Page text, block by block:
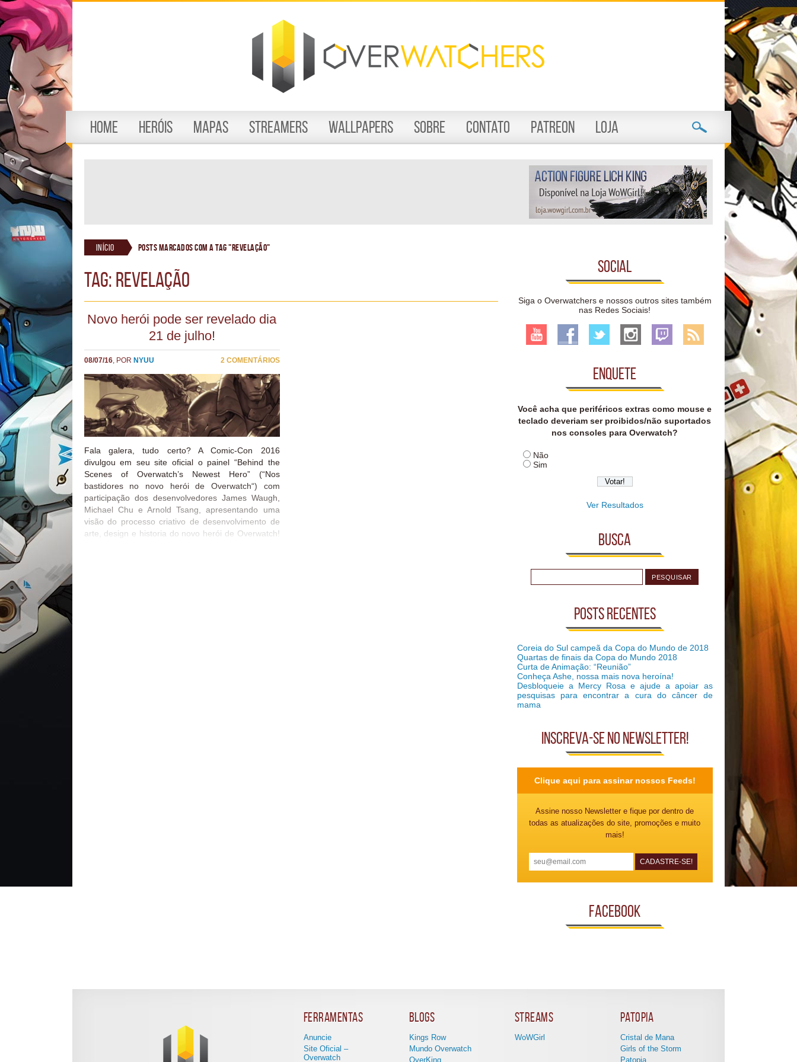
Home Heróis Mapas Streamers Wallpapers Sobre Contato Patreon Loja
Início Posts marcados com a tag "revelação"
TAG: revelação
Novo herói pode ser revelado dia
21 de julho!
08/07/16, POR NYUU 2 COMENTÁRIOS
Fala galera, tudo certo? A Comic-Con 2016
divulgou em seu site oficial o painel “Behind the
Scenes of Overwatch’s Newest Hero” (“Nos
bastidores no novo herói de Overwatch“) com
participação dos desenvolvedores James Waugh,
Michael Chu e Arnold Tsang, apresentando uma
visão do processo criativo de desenvolvimento de
arte, design e historia do novo herói de Overwatch!
Social
Siga o Overwatchers e nossos outros sites também
nas Redes Sociais!
Enquete
Você acha que periféricos extras como mouse e
teclado deveriam ser proibidos/não suportados
nos consoles para Overwatch?
Não
Sim
Ver Resultados
Busca
Posts recentes
Coreia do Sul campeã da Copa do Mundo de 2018
Quartas de finais da Copa do Mundo 2018
Curta de Animação: “Reunião”
Conheça Ashe, nossa mais nova heroína!
Desbloqueie a Mercy Rosa e ajude a apoiar as
pesquisas para encontrar a cura do câncer de
mama
Inscreva-se no Newsletter!
Clique aqui para assinar nossos Feeds!
Assine nosso Newsletter e fique por dentro de
todas as atualizações do site, promoções e muito
mais!
Facebook
Ferramentas
Anuncie
Site Oficial –
Overwatch
Blogs
Kings Row
Mundo Overwatch
OverKing
Streams
WoWGirl
Patopia
Cristal de Mana
Girls of the Storm
Patopia